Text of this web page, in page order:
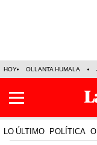
HOY OLLANTA HUMALA
LO ÚLTIMO POLÍTICA